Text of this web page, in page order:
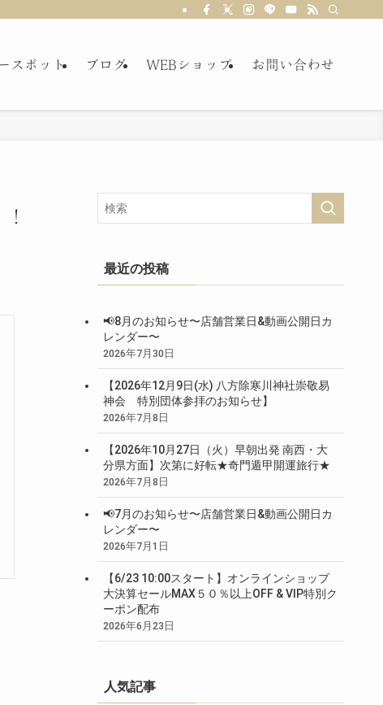
スポット ブログ WEBショップ お問い合わせ
最近の投稿
📢8月のお知らせ〜店舗営業日&動画公開日カ
レンダー〜
2026年7月30日
【2026年12月9日(水) 八方除寒川神社崇敬易
神会 特別団体参拝のお知らせ】
2026年7月8日
【2026年10月27日（火）早朝出発 南西・大
分県方面】次第に好転★奇門遁甲開運旅行★
2026年7月8日
📢7月のお知らせ〜店舗営業日&動画公開日カ
レンダー〜
2026年7月1日
【6/23 10:00スタート】オンラインショップ
大決算セールMAX５０％以上OFF & VIP特別ク
ーポン配布
2026年6月23日
人気記事